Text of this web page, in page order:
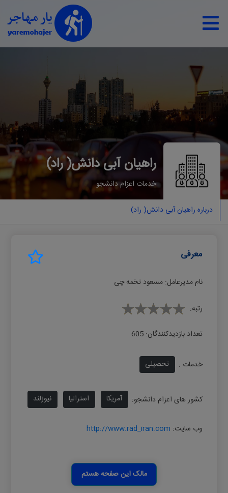
راهیان آبی دانش( راد)
خدمات اعزام دانشجو
درباره راهیان آبی دانش( راد)
معرفی
نام مدیرعامل: مسعود تخمه چی
رتبه:
تعداد بازدیدکنندگان: 605
خدمات : تحصیلی
کشور های اعزام دانشجو: آمریکا استرالیا نیوزلند
وب سایت: http://www.rad_iran.com
مالک این صفحه هستم